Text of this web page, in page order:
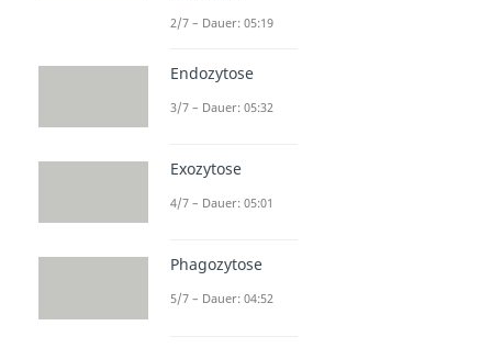
2/7 – Dauer: 05:19
Endozytose
3/7 – Dauer: 05:32
Exozytose
4/7 – Dauer: 05:01
Phagozytose
5/7 – Dauer: 04:52